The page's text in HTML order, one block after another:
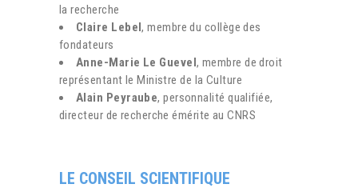
la recherche
Claire Lebel, membre du collège des
fondateurs
Anne-Marie Le Guevel, membre de droit
représentant le Ministre de la Culture
Alain Peyraube, personnalité qualifiée,
directeur de recherche émérite au CNRS
LE CONSEIL SCIENTIFIQUE